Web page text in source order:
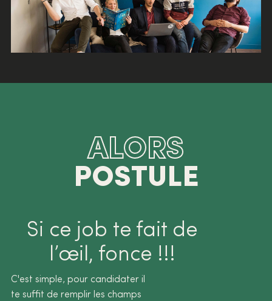
ALORS
POSTULE
Si ce job te fait de
l’œil, fonce !!!
C'est simple, pour candidater il
te suffit de remplir les champs